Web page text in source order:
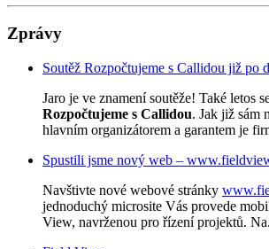
Zprávy
Soutěž Rozpočtujeme s Callidou již po
Jaro je ve znamení soutěže! Také letos
Rozpočtujeme s Callidou. Jak již sám
hlavním organizátorem a garantem je
Spustili jsme nový web –
Navštivte nové webové stránky
jednoduchý microsite Vás provede
View, navrženou pro řízení projektů.